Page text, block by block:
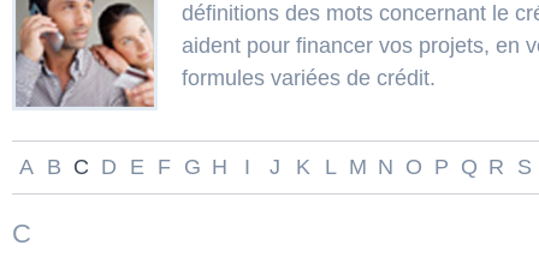
définitions des mots concernant le
aident pour financer vos projets, en
formules variées de crédit.
A B C D E F G H I J K L M N O P Q R S
C